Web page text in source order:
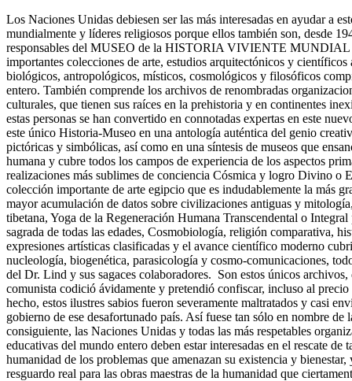
Los Naciones Unidas debiesen ser las más interesadas en ayudar a
mundialmente y líderes religiosos porque ellos también son, desde
responsables del MUSEO de la HISTORIA VIVIENTE
importantes colecciones de arte, estudios arquitectónicos y
biológicos, antropológicos, místicos, cosmológicos y filosóficos
entero. También comprende los archivos de renombradas
culturales, que tienen sus raíces en la prehistoria y en continentes
estas personas se han convertido en connotadas expertas en este
este único Historia-Museo en una antología auténtica del genio
pictóricas y simbólicas, así como en una síntesis de museos que
humana y cubre todos los campos de experiencia de los aspectos
realizaciones más sublimes de conciencia Cósmica y logro Divino o
colección importante de arte egipcio que es indudablemente la más
mayor acumulación de datos sobre civilizaciones antiguas y
tibetana, Yoga de la Regeneración Humana Transcendental o
sagrada de todas las edades, Cosmobiología, religión comparativa,
expresiones artísticas clasificadas y el avance científico moderno
nucleología, biogenética, parasicología y cosmo-comunicaciones,
del Dr. Lind y sus sagaces colaboradores. Son estos únicos
comunista codició ávidamente y pretendió confiscar, incluso al precio
hecho, estos ilustres sabios fueron severamente maltratados y casi
gobierno de ese desafortunado país. Así fuese tan sólo en nombre
consiguiente, las Naciones Unidas y todas las más respetables
educativas del mundo entero deben estar interesadas en el rescate de
humanidad de los problemas que amenazan su existencia y
resguardo real para las obras maestras de la humanidad que